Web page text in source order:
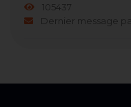
105437
Dernier message